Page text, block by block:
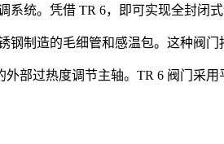
统。凭借 TR 6，即可实现全封闭
制造的毛细管和感温包。这种阀
部过热度调节主轴。TR 6 阀门采用